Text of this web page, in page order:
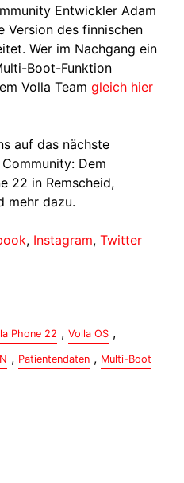
Entwickler Adam
Version des finnischen
Wer im Nachgang ein
Boot-Funktion
Volla Teamgleich hier
auf das nächste
Dem
22 in Remscheid,
mehr dazu.
, Instagram,Twitter
Phone 22 , Volla OS ,
, Patientendaten , Multi-Boot